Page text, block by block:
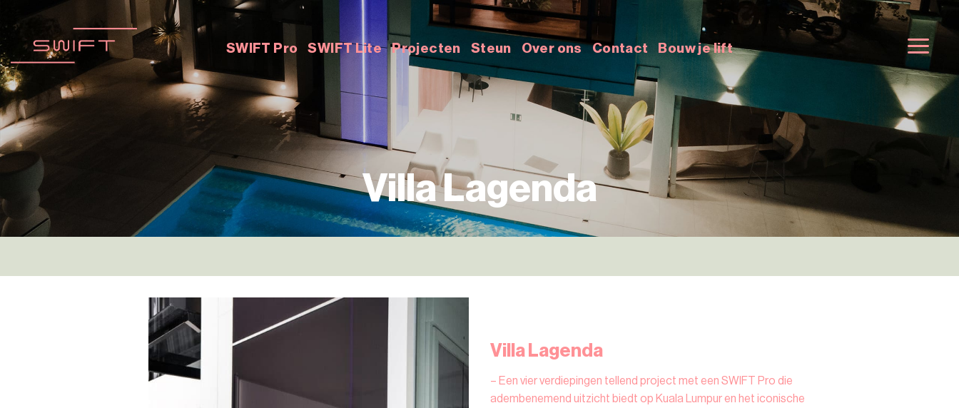
to
content
SWIFT Pro SWIFT Lite Projecten Steun Over ons Contact Bouw je lift
Villa Lagenda
Villa Lagenda
– Een vier verdiepingen tellend project met een SWIFT Pro die
adembenemend uitzicht biedt op Kuala Lumpur en het iconische